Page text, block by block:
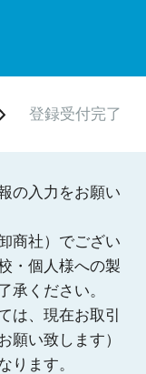
登録受付完了
の入力をお願い
商社）でござい
・個人様への製
承ください。
は、現在お取引
願い致します）
ります。